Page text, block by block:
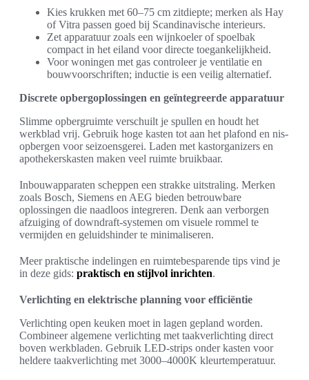
Kies krukken met 60–75 cm zitdiepte; merken als Hay
of Vitra passen goed bij Scandinavische interieurs.
Zet apparatuur zoals een wijnkoeler of spoelbak
compact in het eiland voor directe toegankelijkheid.
Voor woningen met gas controleer je ventilatie en
bouwvoorschriften; inductie is een veilig alternatief.
Discrete opbergoplossingen en geïntegreerde apparatuur
Slimme opbergruimte verschuilt je spullen en houdt het
werkblad vrij. Gebruik hoge kasten tot aan het plafond en nis-
opbergen voor seizoensgerei. Laden met kastorganizers en
apothekerskasten maken veel ruimte bruikbaar.
Inbouwapparaten scheppen een strakke uitstraling. Merken
zoals Bosch, Siemens en AEG bieden betrouwbare
oplossingen die naadloos integreren. Denk aan verborgen
afzuiging of downdraft-systemen om visuele rommel te
vermijden en geluidshinder te minimaliseren.
Meer praktische indelingen en ruimtebesparende tips vind je
in deze gids: praktisch en stijlvol inrichten.
Verlichting en elektrische planning voor efficiëntie
Verlichting open keuken moet in lagen gepland worden.
Combineer algemene verlichting met taakverlichting direct
boven werkbladen. Gebruik LED-strips onder kasten voor
heldere taakverlichting met 3000–4000K kleurtemperatuur.